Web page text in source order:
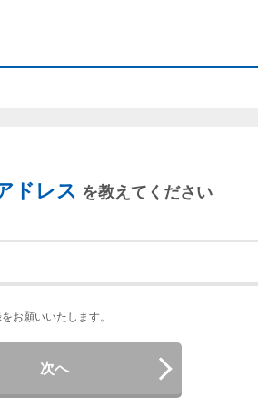
ドレス を教えてください
お願いいたします。
次へ